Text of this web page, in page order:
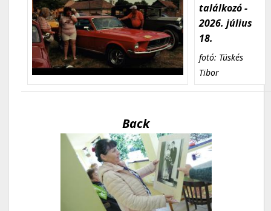
találkozó -
2026. július
18.
fotó: Tüskés
Tibor
Back